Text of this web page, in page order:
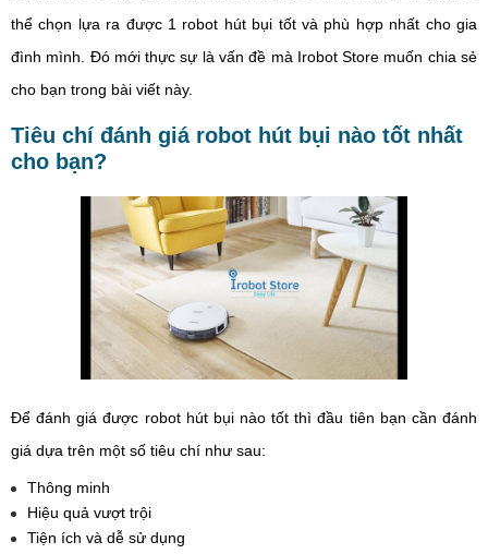
thể chọn lựa ra được 1 robot hút bụi tốt và phù hợp nhất cho gia
đình mình. Đó mới thực sự là vấn đề mà Irobot Store muốn chia sẻ
cho bạn trong bài viết này.
Tiêu chí đánh giá robot hút bụi nào tốt nhất
cho bạn?
Để đánh giá được robot hút bụi nào tốt thì đầu tiên bạn cần đánh
giá dựa trên một số tiêu chí như sau:
Thông minh
Hiệu quả vượt trội
Tiện ích và dễ sử dụng